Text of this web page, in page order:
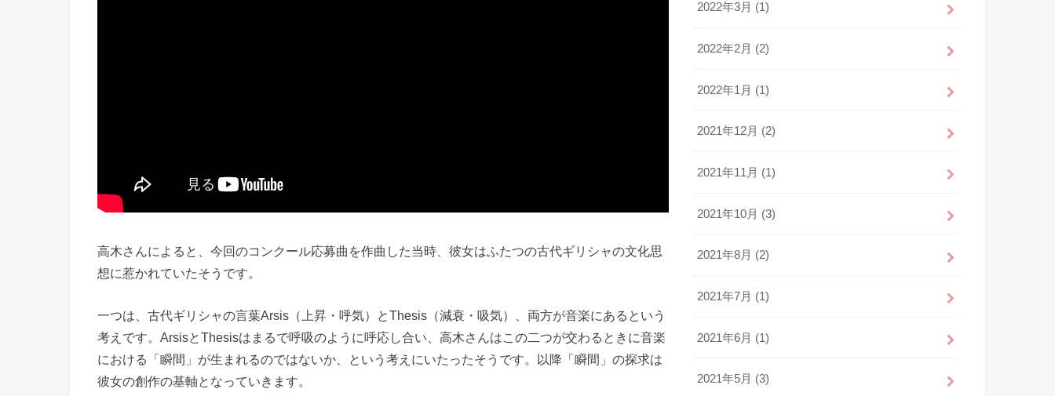
高木さんによると、今回のコンクール応募曲を作曲した当時、彼女はふたつの古代ギリシャの文化思
想に惹かれていたそうです。
一つは、古代ギリシャの言葉Arsis（上昇・呼気）とThesis（減衰・吸気）、両方が音楽にあるという
考えです。ArsisとThesisはまるで呼吸のように呼応し合い、高木さんはこの二つが交わるときに音楽
における「瞬間」が生まれるのではないか、という考えにいたったそうです。以降「瞬間」の探求は
彼女の創作の基軸となっていきます。
2022年3月 (1)
2022年2月 (2)
2022年1月 (1)
2021年12月 (2)
2021年11月 (1)
2021年10月 (3)
2021年8月 (2)
2021年7月 (1)
2021年6月 (1)
2021年5月 (3)